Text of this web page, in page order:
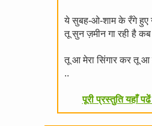
ये सुबह-ओ-शाम के रँगे हुए
तू सुन ज़मीन गा रही है
तू आ मेरा सिंगार कर तू
..
पूरी प्रस्तुति यहाँ